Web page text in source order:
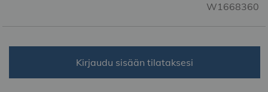
W1668360
Kirjaudu sisään tilataksesi
gallery